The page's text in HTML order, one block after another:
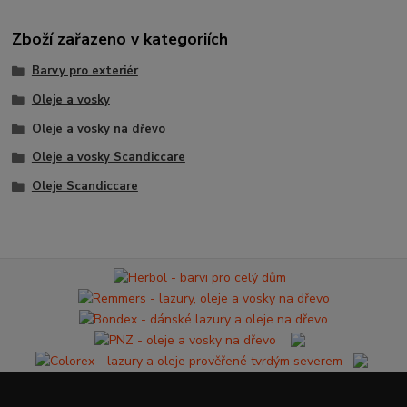
Zboží zařazeno v kategoriích
Barvy pro exteriér
Oleje a vosky
Oleje a vosky na dřevo
Oleje a vosky Scandiccare
Oleje Scandiccare